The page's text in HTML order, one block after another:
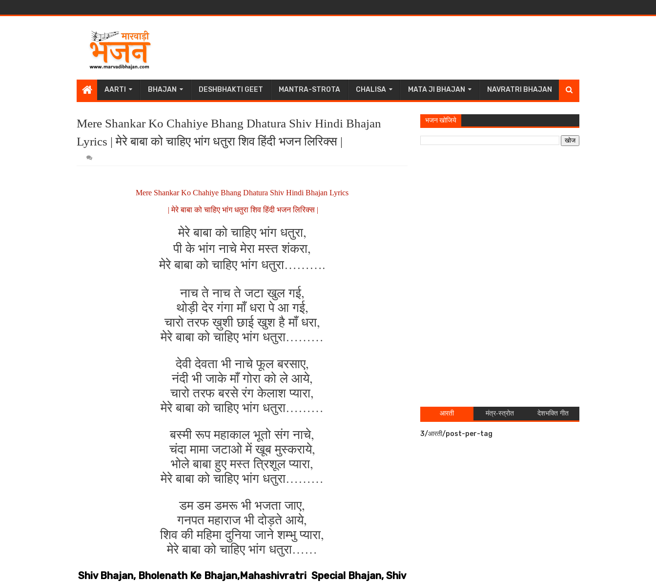
AARTI BHAJAN DESHBHAKTI GEET MANTRA-STROTA CHALISA MATA JI BHAJAN NAVRATRI BHAJAN
Mere Shankar Ko Chahiye Bhang Dhatura Shiv Hindi Bhajan
Lyrics | मेरे बाबा को चाहिए भांग धतुरा शिव हिंदी भजन लिरिक्स |
Mere Shankar Ko Chahiye Bhang Dhatura Shiv Hindi Bhajan Lyrics
| मेरे बाबा को चाहिए भांग धतुरा शिव हिंदी भजन लिरिक्स |
मेरे बाबा को चाहिए भांग धतुरा,
पी के भांग नाचे मेरा मस्त शंकरा,
मेरे बाबा को चाहिए भांग धतुरा……….
नाच ते नाच ते जटा खुल गई,
थोड़ी देर गंगा माँ धरा पे आ गई,
चारो तरफ ख़ुशी छाई खुश है माँ धरा,
मेरे बाबा को चाहिए भांग धतुरा………
देवी देवता भी नाचे फूल बरसाए,
नंदी भी जाके माँ गोरा को ले आये,
चारो तरफ बरसे रंग केलाश प्यारा,
मेरे बाबा को चाहिए भांग धतुरा………
बस्मी रूप महाकाल भूतो संग नाचे,
चंदा मामा जटाओ में खूब मुस्कराये,
भोले बाबा हुए मस्त त्रिशूल प्यारा,
मेरे बाबा को चाहिए भांग धतुरा………
डम डम डमरू भी भजता जाए,
गनपत महाराज भी दोड़ते आये,
शिव की महिमा दुनिया जाने शम्भु प्यारा,
मेरे बाबा को चाहिए भांग धतुरा……
Shiv Bhajan, Bholenath Ke Bhajan,Mahashivratri Special Bhajan, Shiv
भजन खोजिये
आरती मंत्र-स्त्रोत देशभक्ति गीत
3/आरती/post-per-tag